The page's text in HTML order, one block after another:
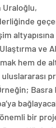
Uraloğlu,
ve
hem de
Basra
bir